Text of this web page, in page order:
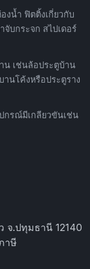
งน้ำ ฟิตติ้งเกี่ยวกับ
บกระจก สไปเดอร์
น เช่นล้อประตูบ้าน
นโค้งหรือประตูราง
กรณ์มีเกลียวขันเช่น
จ.ปทุมธานี 12140
าษี